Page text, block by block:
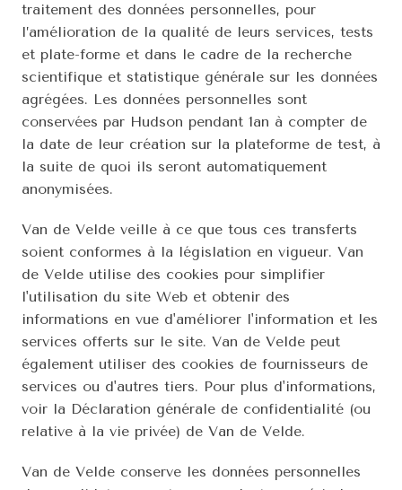
traitement des données personnelles, pour
l’amélioration de la qualité de leurs services, tests
et plate-forme et dans le cadre de la recherche
scientifique et statistique générale sur les données
agrégées. Les données personnelles sont
conservées par Hudson pendant 1an à compter de
la date de leur création sur la plateforme de test, à
la suite de quoi ils seront automatiquement
anonymisées.
Van de Velde veille à ce que tous ces transferts
soient conformes à la législation en vigueur. Van
de Velde utilise des cookies pour simplifier
l'utilisation du site Web et obtenir des
informations en vue d'améliorer l'information et les
services offerts sur le site. Van de Velde peut
également utiliser des cookies de fournisseurs de
services ou d'autres tiers. Pour plus d'informations,
voir la Déclaration générale de confidentialité (ou
relative à la vie privée) de Van de Velde.
Van de Velde conserve les données personnelles